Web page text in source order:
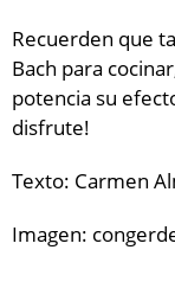
Recuerden que
Bach para
potencia su
disfrute!
Texto: Carmen
Imagen: